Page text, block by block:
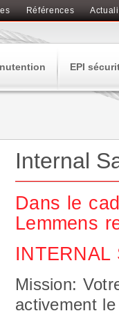
Références
EPI
Internal
Dans le
Lemmens
INTERNAL
Mission:
activement